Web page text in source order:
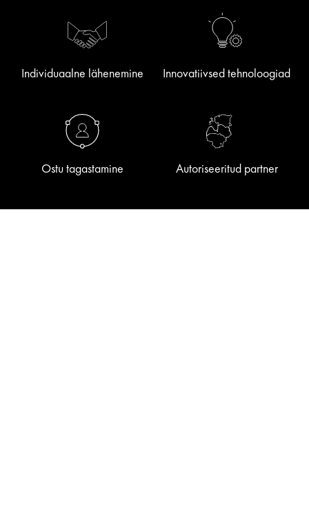
Individuaalne lähenemine Innovatiivsed tehnoloogiad
Ostu tagastamine Autoriseeritud partner